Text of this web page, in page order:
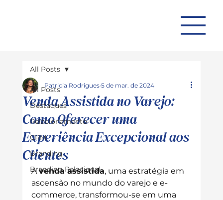
All Posts
Destaques
Relacionamento
CRM
Branding
Branding Relacional
All Posts
Venda Assistida no Varejo:
Como Oferecer uma
Experiência Excepcional aos
Clientes
Patricia Rodrigues 5 de mar. de 2024
A venda assistida, uma estratégia em
ascensão no mundo do varejo e e-
commerce, transformou-se em uma